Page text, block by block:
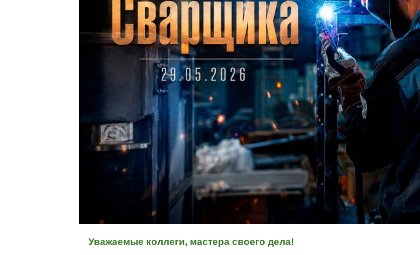
Уважаемые коллеги, мастера своего дела!